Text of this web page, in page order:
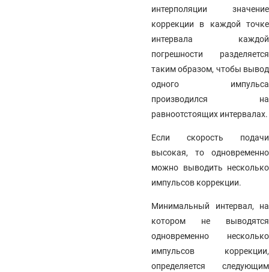
интерполяции значение
коррекции в каждой точке
интервала каждой
погрешности разделяется
таким образом, чтобы вывод
одного импульса
производился на
равноотстоящих интервалах.
Если скорость подачи
высокая, то одновременно
можно выводить несколько
импульсов коррекции.
Минимальный интервал, на
котором не выводятся
одновременно несколько
импульсов коррекции,
определяется следующим